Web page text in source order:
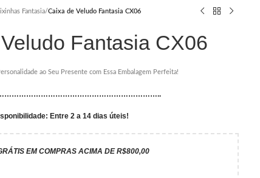
Fantasia/Caixa de Veludo Fantasia CX06
Fantasia CX06
ao Seu Presente com Essa Embalagem Perfeita!
Entre 2 a 14 dias úteis!
EM COMPRAS ACIMA DE R$800,00